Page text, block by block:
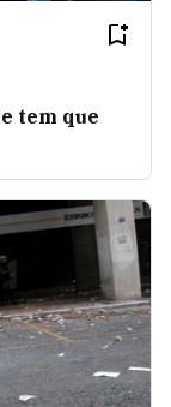
tem que